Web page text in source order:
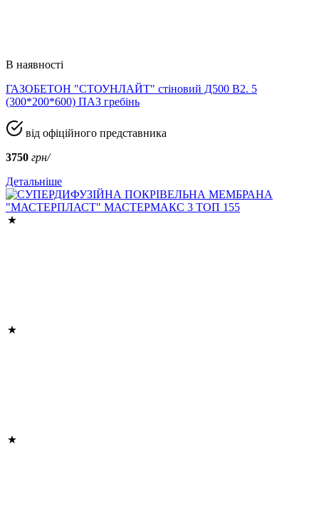
В наявності
ГАЗОБЕТОН "СТОУНЛАЙТ" стіновий Д500 В2. 5
(300*200*600) ПАЗ гребінь
від офіційного представника
3750 грн/
Детальніше